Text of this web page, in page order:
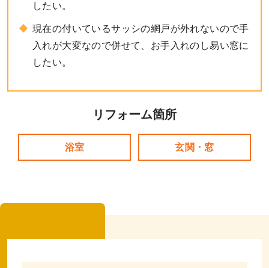
したい。
現在の付いているサッシの網戸が外れないので手
入れが大変なので併せて、お手入れのし易い窓に
したい。
リフォーム箇所
浴室 玄関・窓